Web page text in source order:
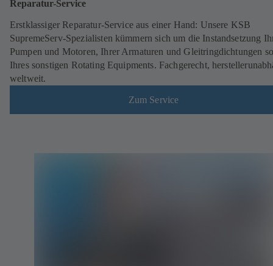
Reparatur-Service
Erstklassiger Reparatur-Service aus einer Hand: Unsere KSB
SupremeServ-Spezialisten kümmern sich um die Instandsetzung
Pumpen und Motoren, Ihrer Armaturen und Gleitringdichtungen
Ihres sonstigen Rotating Equipments. Fachgerecht,
weltweit.
Zum Service